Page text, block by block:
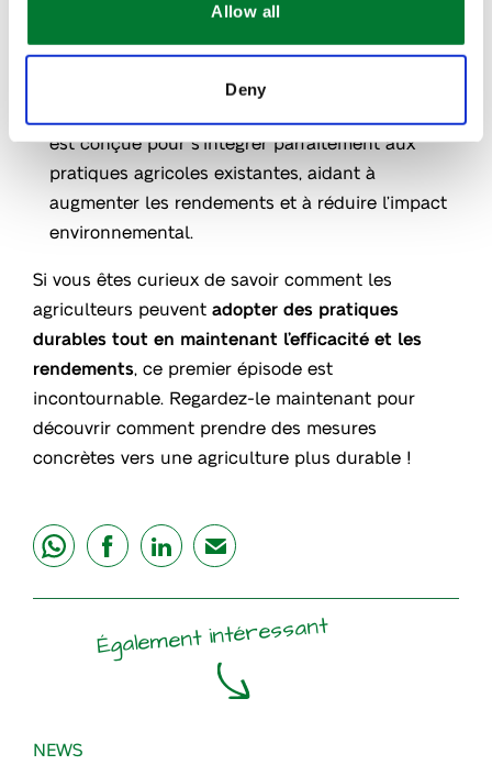
Allow all
Deny
moyen naturel d’améliorer la résilience et la
croissance des cultures. Développée pour
soutenir les agriculteurs avec des solutions
est conçue pour s’intégrer parfaitement aux
pratiques agricoles existantes, aidant à
augmenter les rendements et à réduire l’impact
environnemental.
Si vous êtes curieux de savoir comment les
agriculteurs peuvent adopter des pratiques
durables tout en maintenant l’efficacité et les
rendements, ce premier épisode est
incontournable. Regardez-le maintenant pour
découvrir comment prendre des mesures
concrètes vers une agriculture plus durable !
share share share mail
Également intéressant
NEWS